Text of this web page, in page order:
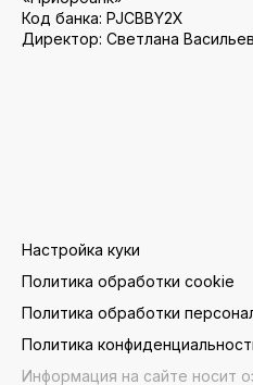
Код банка: PJCBBY2X
Директор: Светлана
Настройка куки
Политика обработки cookie
Политика обработки
Политика
Информация на сайте носит